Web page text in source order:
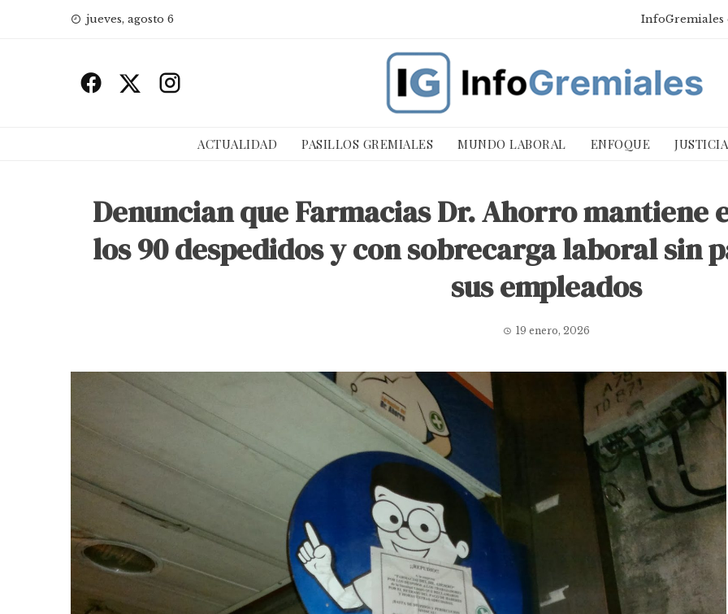
jueves, agosto 6 InfoGremiales
ACTUALIDAD PASILLOS GREMIALES MUNDO LABORAL ENFOQUE
Denuncian que Farmacias Dr. Ahorro
los 90 despedidos y con sobrecarga laboral sin
sus empleados
19 enero, 2026